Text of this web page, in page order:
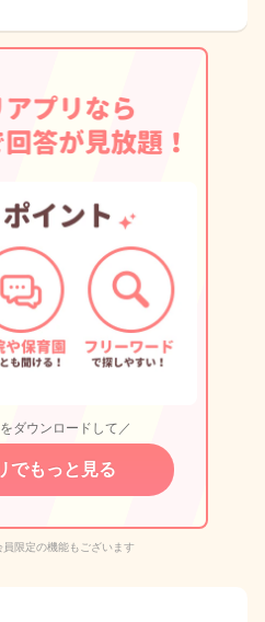
ダウンロードして／
でもっと見る
限定の機能もございます